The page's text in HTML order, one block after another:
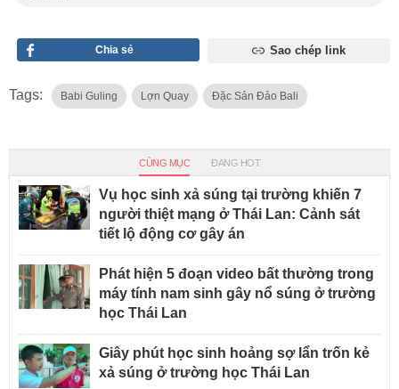
Chia sẻ Sao chép link
Tags: Babi Guling Lợn Quay Đặc Sản Đảo Bali
CÙNG MỤC ĐANG HOT
Vụ học sinh xả súng tại trường khiến 7
người thiệt mạng ở Thái Lan: Cảnh sát
tiết lộ động cơ gây án
Phát hiện 5 đoạn video bất thường trong
máy tính nam sinh gây nổ súng ở trường
học Thái Lan
Giây phút học sinh hoảng sợ lẩn trốn kẻ
xả súng ở trường học Thái Lan